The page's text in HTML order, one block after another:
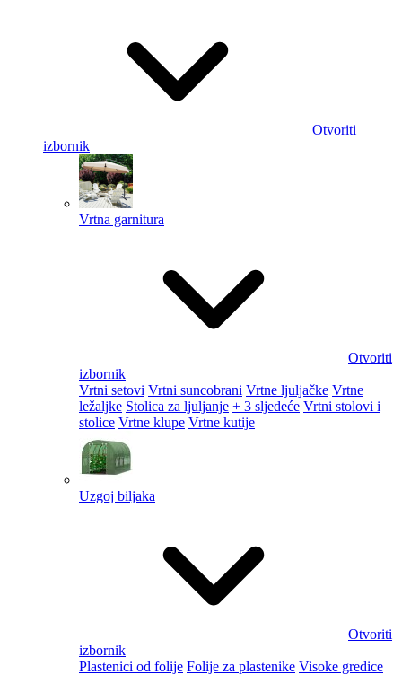
Otvoriti
izbornik
Vrtna garnitura
Otvoriti
izbornik
Vrtni setovi Vrtni suncobrani Vrtne ljuljačke Vrtne
ležaljke Stolica za ljuljanje + 3 sljedeće Vrtni stolovi i
stolice Vrtne klupe Vrtne kutije
Uzgoj biljaka
Otvoriti
izbornik
Plastenici od folije Folije za plastenike Visoke gredice